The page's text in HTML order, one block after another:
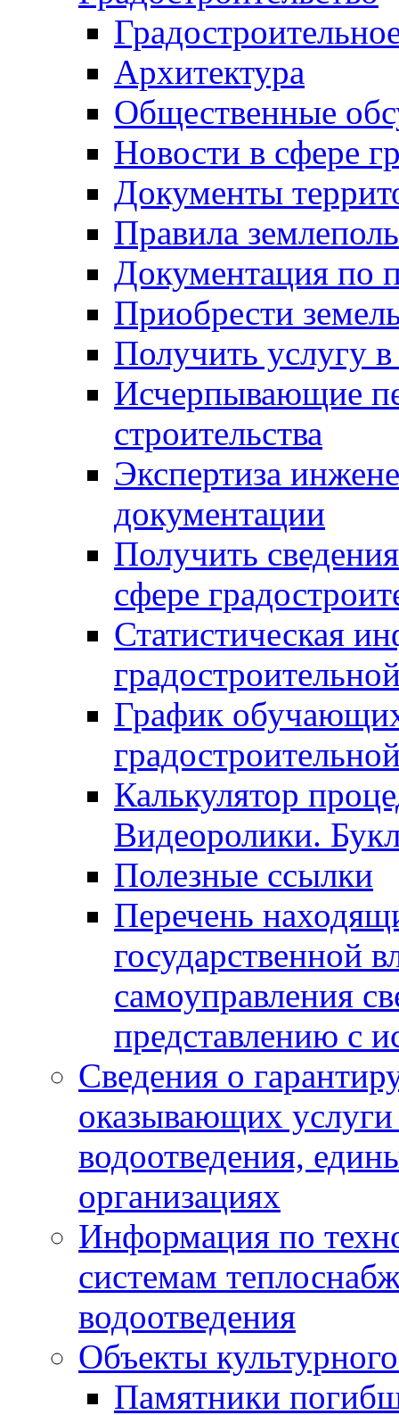
Архитектура
Общественные
Новости в сфере
Документы
Правила
Документация по
Приобрести
Получить услугу в
Исчерпывающие
строительства
Экспертиза
документации
Получить
сфере
Статистическая
График
Калькулятор
Видеоролики.
Полезные ссылки
Перечень
государственной
самоуправления
представлению с
Сведения о
оказывающих
водоотведения,
организациях
Информация по
системам
водоотведения
Объекты
Памятники